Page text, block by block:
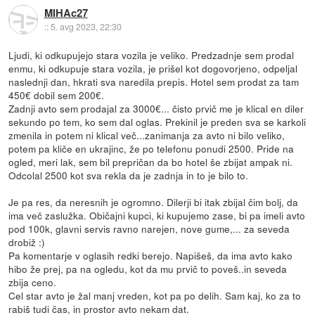
MIHAc27
::5. avg 2023, 22:30
Ljudi, ki odkupujejo stara vozila je veliko. Predzadnje sem prodal
enmu, ki odkupuje stara vozila, je prišel kot dogovorjeno, odpeljal
naslednji dan, hkrati sva naredila prepis. Hotel sem prodat za tam
450€ dobil sem 200€.
Zadnji avto sem prodajal za 3000€... čisto prvič me je klical en diler
sekundo po tem, ko sem dal oglas. Prekinil je preden sva se karkoli
zmenila in potem ni klical več...zanimanja za avto ni bilo veliko,
potem pa kliče en ukrajinc, že po telefonu ponudi 2500. Pride na
ogled, meri lak, sem bil prepričan da bo hotel še zbijat ampak ni.
Odcolal 2500 kot sva rekla da je zadnja in to je bilo to.
Je pa res, da neresnih je ogromno. Dilerji bi itak zbijal čim bolj, da
ima več zaslužka. Običajni kupci, ki kupujemo zase, bi pa imeli avto
pod 100k, glavni servis ravno narejen, nove gume,... za seveda
drobiž :)
Pa komentarje v oglasih redki berejo. Napišeš, da ima avto kako
hibo že prej, pa na ogledu, kot da mu prvič to poveš..in seveda
zbija ceno.
Cel star avto je žal manj vreden, kot pa po delih. Sam kaj, ko za to
rabiš tudi čas, in prostor avto nekam dat.